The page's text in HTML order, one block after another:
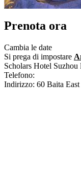
Prenota ora
Cambia le date
Si prega di impostare
Scholars Hotel Suzhou
Telefono:
Indirizzo: 60 Baita